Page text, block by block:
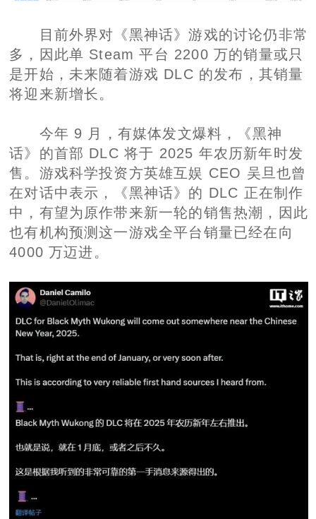
目前外界对《黑神话》游戏的讨论仍非常
多，因此单 Steam 平台 2200 万的销量或只
是开始，未来随着游戏 DLC 的发布，其销量
将迎来新增长。
今年 9 月，有媒体发文爆料，《黑神
话》的首部 DLC 将于 2025 年农历新年时发
售。游戏科学投资方英雄互娱 CEO 吴旦也曾
在对话中表示，《黑神话》的 DLC 正在制作
中，有望为原作带来新一轮的销售热潮，因此
也有机构预测这一游戏全平台销量已经在向
4000 万迈进。